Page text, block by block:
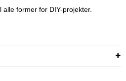
former for DIY-projekter.